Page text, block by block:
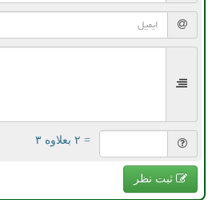
= ۲ بعلاوه ۳
ثبت نظر